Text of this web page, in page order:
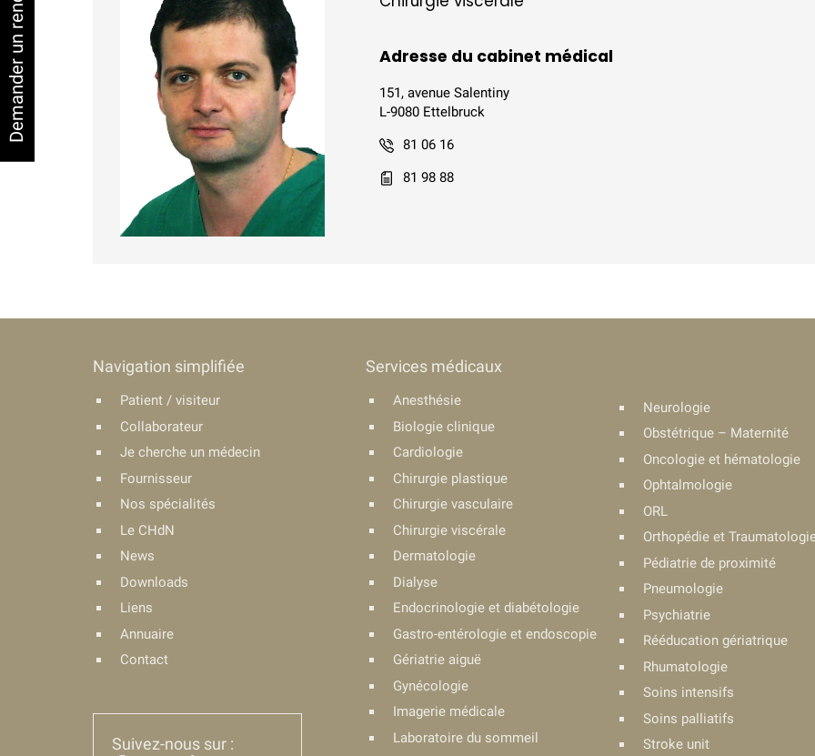
Adresse du cabinet médical
151, avenue Salentiny
L-9080 Ettelbruck
81 06 16
81 98 88
Navigation simplifiée
Patient / visiteur
Collaborateur
Je cherche un médecin
Fournisseur
Nos spécialités
Le CHdN
News
Downloads
Liens
Annuaire
Contact
Suivez-nous sur :
Services médicaux
Anesthésie
Biologie clinique
Cardiologie
Chirurgie plastique
Chirurgie vasculaire
Chirurgie viscérale
Dermatologie
Dialyse
Endocrinologie et diabétologie
Gastro-entérologie et endoscopie
Gériatrie aiguë
Gynécologie
Imagerie médicale
Laboratoire du sommeil
Neurologie
Obstétrique – Maternité
Oncologie et hématologie
Ophtalmologie
ORL
Orthopédie et
Pédiatrie de proximité
Pneumologie
Psychiatrie
Rééducation gériatrique
Rhumatologie
Soins intensifs
Soins palliatifs
Stroke unit